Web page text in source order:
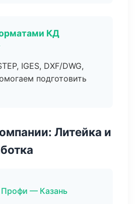
КД
IGES, DXF/DWG,
подготовить
Литейка и
— Казань